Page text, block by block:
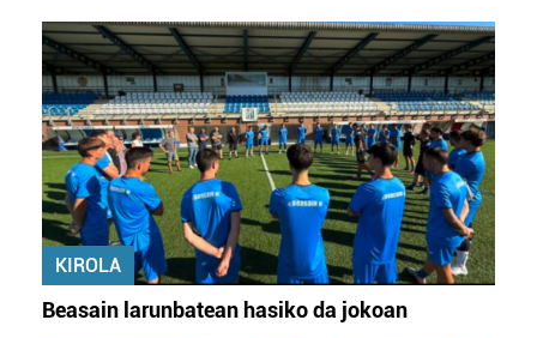
KIROLA
Beasain larunbatean hasiko da jokoan